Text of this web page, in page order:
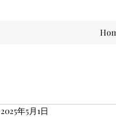
2025年5月1日